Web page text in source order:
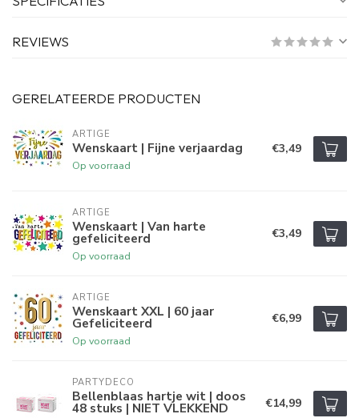
REVIEWS
GERELATEERDE PRODUCTEN
ARTIGE
Wenskaart | Fijne verjaardag
Op voorraad
€3,49
ARTIGE
Wenskaart | Van harte
gefeliciteerd
Op voorraad
€3,49
ARTIGE
Wenskaart XXL | 60 jaar
Gefeliciteerd
Op voorraad
€6,99
PARTYDECO
Bellenblaas hartje wit | doos
48 stuks | NIET VLEKKEND €14,99